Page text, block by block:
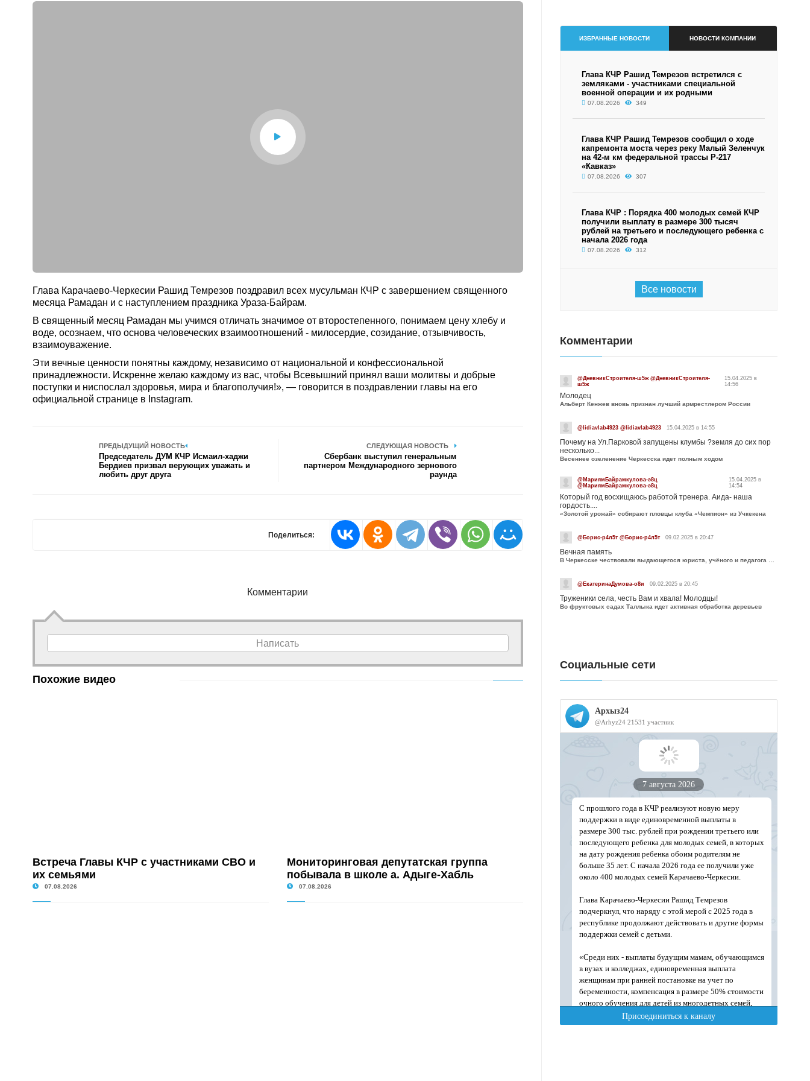
Глава Карачаево-Черкесии Рашид Темрезов поздравил всех мусульман КЧР с завершением священного
месяца Рамадан и с наступлением праздника Ураза-Байрам.
В священный месяц Рамадан мы учимся отличать значимое от второстепенного, понимаем цену хлебу и
воде, осознаем, что основа человеческих взаимоотношений - милосердие, созидание, отзывчивость,
взаимоуважение.
Эти вечные ценности понятны каждому, независимо от национальной и конфессиональной
принадлежности. Искренне желаю каждому из вас, чтобы Всевышний принял ваши молитвы и добрые
поступки и ниспослал здоровья, мира и благополучия!», — говорится в поздравлении главы на его
официальной странице в Instagram.
ПРЕДЫДУЩИЙ НОВОСТЬ
Председатель ДУМ КЧР Исмаил-хаджи
Бердиев призвал верующих уважать и
любить друг друга
СЛЕДУЮЩАЯ НОВОСТЬ
Сбербанк выступил генеральным
партнером Международного зернового
раунда
Поделиться:
Комментарии
Написать
Похожие видео
Встреча Главы КЧР с участниками СВО и
их семьями
07.08.2026
Мониторинговая депутатская группа
побывала в школе а. Адыге-Хабль
07.08.2026
ИЗБРАННЫЕ НОВОСТИ НОВОСТИ КОМПАНИИ
Глава КЧР Рашид Темрезов встретился с
земляками - участниками специальной
военной операции и их родными
07.08.2026 349
Глава КЧР Рашид Темрезов сообщил о ходе
капремонта моста через реку Малый Зеленчук
на 42-м км федеральной трассы Р-217
«Кавказ»
07.08.2026 307
Глава КЧР : Порядка 400 молодых семей КЧР
получили выплату в размере 300 тысяч
рублей на третьего и последующего ребенка с
начала 2026 года
07.08.2026 312
Все новости
Комментарии
@ДневникСтроителя-ш5ж @ДневникСтроителя-
ш5ж
15.04.2025 в
14:56
Молодец
Альберт Кенжев вновь признан лучший армрестлером России
@lidiavlab4923 @lidiavlab4923 15.04.2025 в 14:55
Почему на Ул.Парковой запущены клумбы ?земля до сих пор
несколько...
Весеннее озеленение Черкесска идет полным ходом
@МариямБайрамкулова-э8ц
@МариямБайрамкулова-э8ц
15.04.2025 в
14:54
Который год восхищаюсь работой тренера. Аида- наша
гордость....
«Золотой урожай» собирают пловцы клуба «Чемпион» из Учкекена
@Борис-р4л5т @Борис-р4л5т 09.02.2025 в 20:47
Вечная память
@ЕкатеринаДумова-о8и 09.02.2025 в 20:45
Труженики села, честь Вам и хвала! Молодцы!
Во фруктовых садах Таллыка идет активная обработка деревьев
Социальные сети